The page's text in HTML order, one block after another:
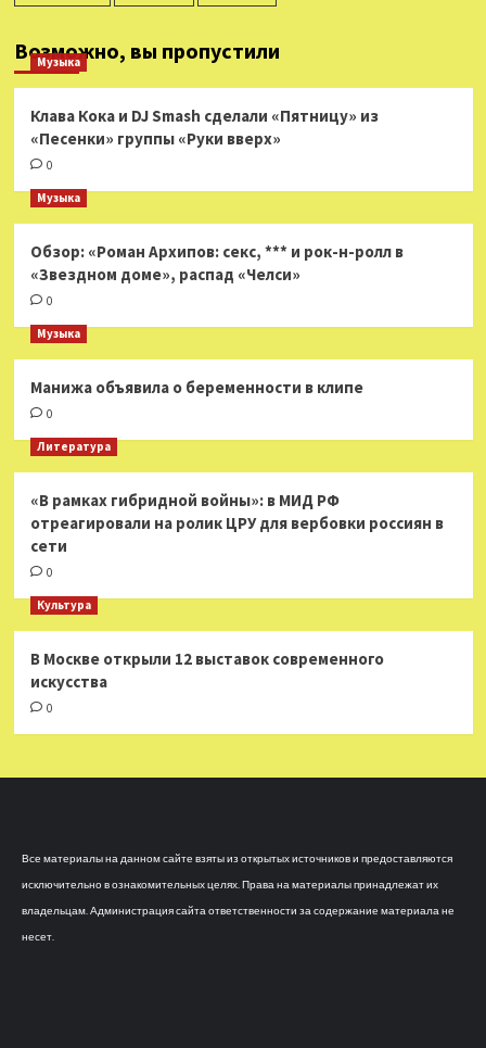
Возможно, вы пропустили
Музыка
Клава Кока и DJ Smash сделали «Пятницу» из
«Песенки» группы «Руки вверх»
0
Музыка
Обзор: «Роман Архипов: секс, *** и рок-н-ролл в
«Звездном доме», распад «Челси»
0
Музыка
Манижа объявила о беременности в клипе
0
Литература
«В рамках гибридной войны»: в МИД РФ
отреагировали на ролик ЦРУ для вербовки россиян в
сети
0
Культура
В Москве открыли 12 выставок современного
искусства
0
Все материалы на данном сайте взяты из открытых источников и предоставляются
исключительно в ознакомительных целях. Права на материалы принадлежат их
владельцам. Администрация сайта ответственности за содержание материала не
несет.